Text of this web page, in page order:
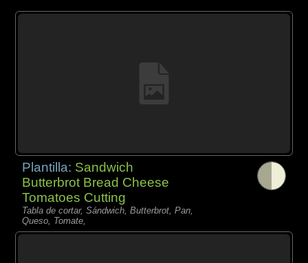
Plantilla: Sandwich
Butterbrot Bread Cheese
Tomatoes Cutting
Tabla de cortar, Sándwich, Butterbrot, Pan,
Queso, Tomate,